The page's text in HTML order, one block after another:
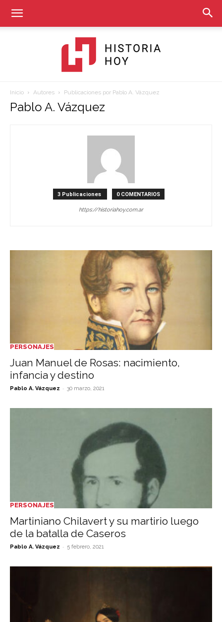
Historia
Inicio Autores Publicaciones por Pablo A. Vázquez
Pablo A. Vázquez
3 Publicaciones 0 COMENTARIOS
https://historiahoy.com.ar
PERSONAJES
Juan Manuel de Rosas: nacimiento,
infancia y destino
Pablo A. Vázquez - 30 marzo, 2021
PERSONAJES
Martiniano Chilavert y su martirio­ luego
de la batalla de Caseros­
Pablo A. Vázquez - 5 febrero, 2021